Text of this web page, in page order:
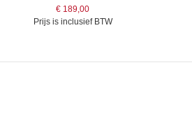
€ 189,00
Prijs is inclusief BTW